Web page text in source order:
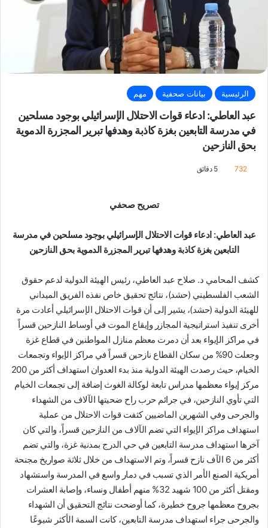
الرئيسية بيانات صحفية مهم
عبد العاطي: ادعاء قوات الاحتلال الإسرائيلي بوجود مسلحين
في مدرسة التابعين بغزة كاذبة وهدفها تبرير المجزرة الدموية
بحق النازحين
732 5 دقائق
تصريح صحفي
عبد العاطي: ادعاء قوات الاحتلال الإسرائيلي بوجود مسلحين في مدرسة
التابعين بغزة كاذبة وهدفها تبرير المجزرة الدموية بحق النازحين
كشف المحامي د. صلاح عبد العاطي، رئيس الهيئة الدولية لدعم حقوق
الشعب الفلسطيني (حشد)، نتائج تحقيق خاص نفذه الفريق الميداني
للهيئة الدولية (حشد)، يشير إلى أن قوات الاحتلال الإسرائيلي أعادت مرة
أخرى تنفيذ استراتيجية المجازر وإيقاع الموت في أوساط النازحين قسراً
في مراكز الإيواء بعد أن دمرت معظم منازل المواطنين في قطاع غزة
وجعلت 90% من سكان القطاع نازحين قسراً في مراكز الإيواء وتجمعات
الخيام، حيث رصدت الهيئة الدولية منذ بدء العدوان استهداف أكثر من 200
مركز إيواء معظمها مدراس تابعة لوكالة الغوث إضافة إلى تجمعات الخيام
التي تأوي النازحين، في جرائم حرب راح ضحيتها الآلاف من الشهداء
والجرحى وفي الشهرين الماضيين كثفت قوات الاحتلال من عملية
استهداف مراكز الإيواء التي تضم الآلاف من النازحين قسراً، والتي كان
آخرها استهداف مدرسة التابعين في حي الدرج بمدنية غزة، والتي تضم
أكثر من 6 الآف نازح قسراً، وتم الاستهداف من خلال ثلاثة صواريخ مجنحة
أمريكية الصنع الأمر الذي تسبب في دمار واسع في المدرسة واستشهاد
ومقتل أكثر من 100 شهيد 32% منهم أطفال ونساء، وإصابة العشرات
بجروح معظمها جروح خطيرة، كما أوضحت نتائج التحقيق أن الشهداء
والجرحى جراء استهداف مدرسة التابعين، كانت السمة الأكثر شيوعًا